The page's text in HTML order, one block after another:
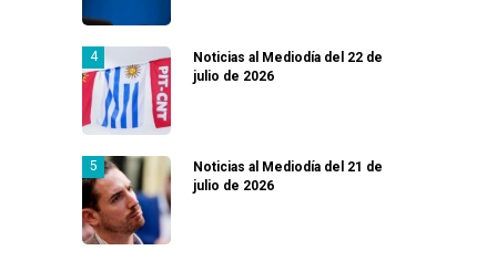
Noticias al Mediodía del 22 de
julio de 2026
Noticias al Mediodía del 21 de
julio de 2026